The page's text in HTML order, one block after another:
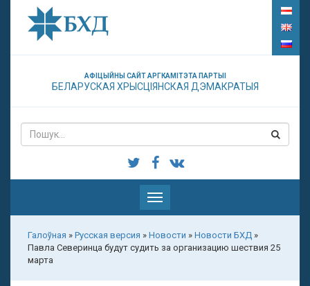
АФІЦЫЙНЫ САЙТ АРГКАМІТЭТА ПАРТЫІ
БЕЛАРУСКАЯ ХРЫСЦІЯНСКАЯ ДЭМАКРАТЫЯ
Паказаць
меню
Галоўная » Русская версия » Новости » Новости БХД »
Павла Северинца будут судить за организацию шествия 25
марта